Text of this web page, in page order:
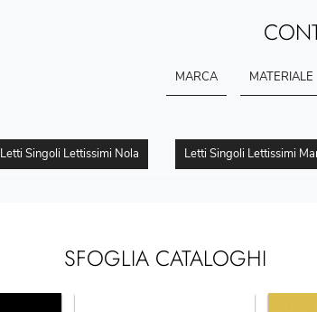
MARCA MATERIALE
Letti Singoli Lettissimi Nola Letti Singoli Lettissimi
SFOGLIA CATALOGHI